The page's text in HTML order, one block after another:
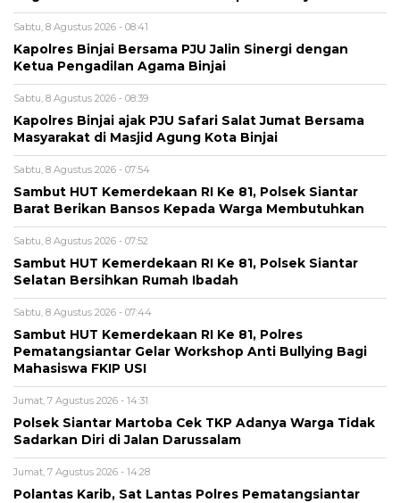
Sabtu, 8 Agustus 2026 - 08:41
Kapolres Binjai Bersama PJU Jalin Sinergi dengan
Ketua Pengadilan Agama Binjai
Sabtu, 8 Agustus 2026 - 08:39
Kapolres Binjai ajak PJU Safari Salat Jumat Bersama
Masyarakat di Masjid Agung Kota Binjai
Sabtu, 8 Agustus 2026 - 07:54
Sambut HUT Kemerdekaan RI Ke 81, Polsek Siantar
Barat Berikan Bansos Kepada Warga Membutuhkan
Sabtu, 8 Agustus 2026 - 07:52
Sambut HUT Kemerdekaan RI Ke 81, Polsek Siantar
Selatan Bersihkan Rumah Ibadah
Sabtu, 8 Agustus 2026 - 07:44
Sambut HUT Kemerdekaan RI Ke 81, Polres
Pematangsiantar Gelar Workshop Anti Bullying Bagi
Mahasiswa FKIP USI
Jumat, 7 Agustus 2026 - 14:31
Polsek Siantar Martoba Cek TKP Adanya Warga Tidak
Sadarkan Diri di Jalan Darussalam
Jumat, 7 Agustus 2026 - 14:28
Polantas Karib, Sat Lantas Polres Pematangsiantar